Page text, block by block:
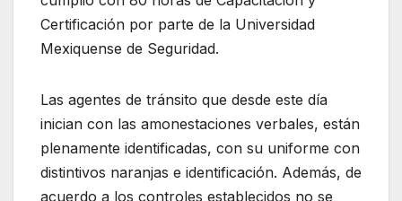
Certificación por parte de la Universidad
Mexiquense de Seguridad.
Las agentes de tránsito que desde este día
inician con las amonestaciones verbales, están
plenamente identificadas, con su uniforme con
distintivos naranjas e identificación. Además, de
acuerdo a los controles establecidos no se